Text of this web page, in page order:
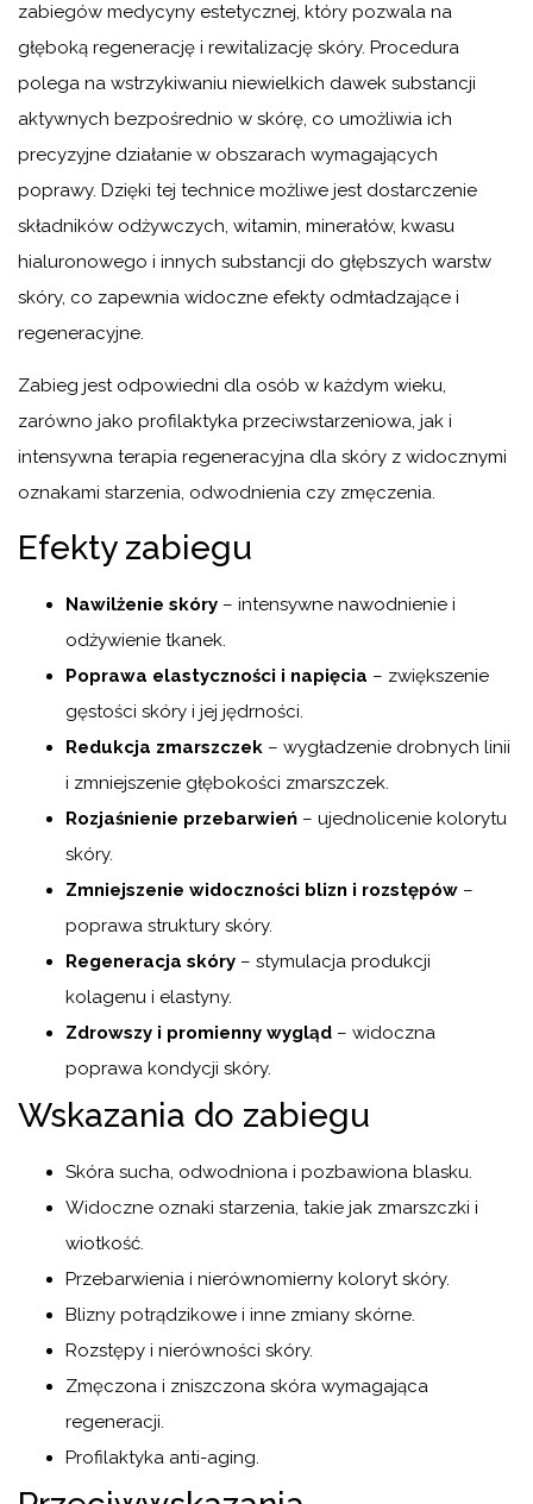
zabiegów medycyny estetycznej, który pozwala na
głęboką regenerację i rewitalizację skóry. Procedura
polega na wstrzykiwaniu niewielkich dawek substancji
aktywnych bezpośrednio w skórę, co umożliwia ich
precyzyjne działanie w obszarach wymagających
poprawy. Dzięki tej technice możliwe jest dostarczenie
składników odżywczych, witamin, minerałów, kwasu
hialuronowego i innych substancji do głębszych warstw
skóry, co zapewnia widoczne efekty odmładzające i
regeneracyjne.
Zabieg jest odpowiedni dla osób w każdym wieku,
zarówno jako profilaktyka przeciwstarzeniowa, jak i
intensywna terapia regeneracyjna dla skóry z widocznymi
oznakami starzenia, odwodnienia czy zmęczenia.
Efekty zabiegu
Nawilżenie skóry – intensywne nawodnienie i
odżywienie tkanek.
Poprawa elastyczności i napięcia – zwiększenie
gęstości skóry i jej jędrności.
Redukcja zmarszczek – wygładzenie drobnych linii
i zmniejszenie głębokości zmarszczek.
Rozjaśnienie przebarwień – ujednolicenie kolorytu
skóry.
Zmniejszenie widoczności blizn i rozstępów –
poprawa struktury skóry.
Regeneracja skóry – stymulacja produkcji
kolagenu i elastyny.
Zdrowszy i promienny wygląd – widoczna
poprawa kondycji skóry.
Wskazania do zabiegu
Skóra sucha, odwodniona i pozbawiona blasku.
Widoczne oznaki starzenia, takie jak zmarszczki i
wiotkość.
Przebarwienia i nierównomierny koloryt skóry.
Blizny potrądzikowe i inne zmiany skórne.
Rozstępy i nierówności skóry.
Zmęczona i zniszczona skóra wymagająca
regeneracji.
Profilaktyka anti-aging.